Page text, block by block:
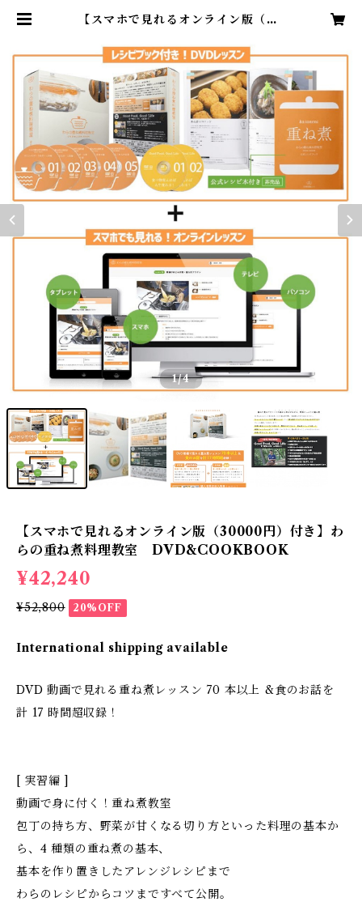
【スマホで見れるオンライン版（30
室 DVD&COOKBOOK | わらの
ネットショップ
1/4
【スマホで見れるオンライン版（30000円）付き】わ
らの重ね煮料理教室 DVD&COOKBOOK
¥42,240
¥52,800 20%OFF
International shipping available
DVD 動画で見れる重ね煮レッスン 70 本以上 &食のお話を
計 17 時間超収録！
[ 実習編 ]
動画で身に付く！重ね煮教室
包丁の持ち方、野菜が甘くなる切り方といった料理の基本か
ら、4 種類の重ね煮の基本、
基本を作り置きしたアレンジレシピまで
わらのレシピからコツまですべて公開。